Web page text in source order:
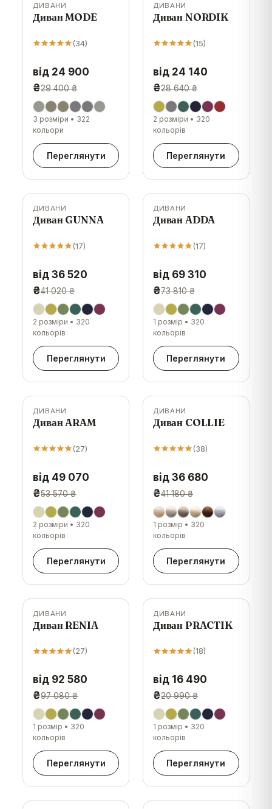
-15%
ДИВАНИ
Диван MODE
(34)
від 24 900
₴29 400 ₴
3 розміри • 322
кольори
Переглянути
-16%
ДИВАНИ
Диван NORDIK
(15)
від 24 140
₴28 640 ₴
2 розміри • 320
кольорів
Переглянути
-11%
ДИВАНИ
Диван GUNNA
(17)
від 36 520
₴41 020 ₴
2 розміри • 320
кольорів
Переглянути
-6%
ДИВАНИ
Диван ADDA
(17)
від 69 310
₴73 810 ₴
1 розмір • 320
кольорів
Переглянути
-8 %
ДИВАНИ
Диван ARAM
(27)
від 49 070
₴53 570 ₴
2 розміри • 320
кольорів
Переглянути
-11%
ДИВАНИ
Диван COLLIE
(38)
від 36 680
₴41 180 ₴
1 розмір • 320
кольорів
Переглянути
-5 %
ДИВАНИ
Диван RENIA
(27)
від 92 580
₴97 080 ₴
1 розмір • 320
кольорів
Переглянути
-21%
ДИВАНИ
Диван PRACTIK
(18)
від 16 490
₴20 990 ₴
1 розмір • 320
кольорів
Переглянути